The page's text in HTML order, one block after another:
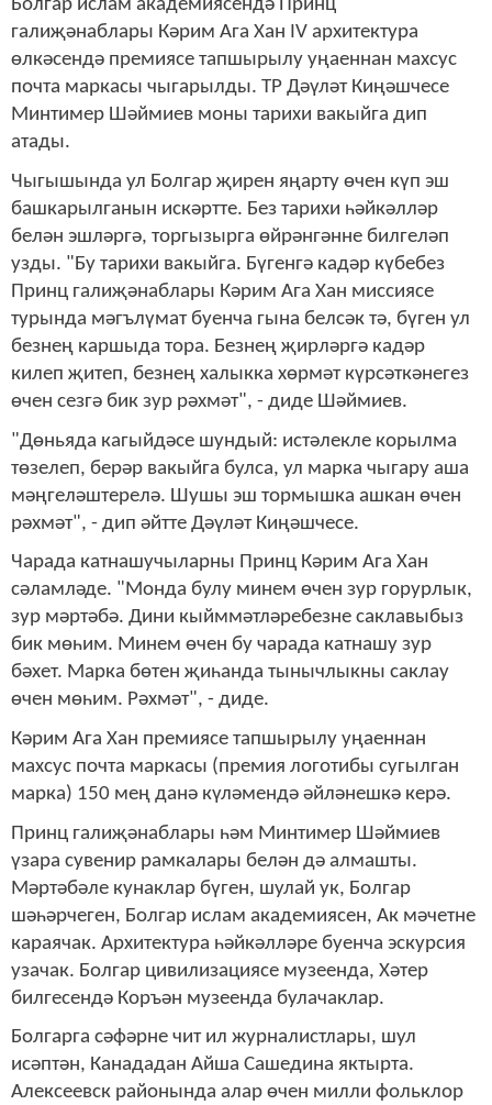
Болгар ислам академиясендә Принц
галиҗәнаблары Кәрим Ага Хан IV архитектура
өлкәсендә премиясе тапшырылу уңаеннан махсус
почта маркасы чыгарылды. ТР Дәүләт Киңәшчесе
Минтимер Шәймиев моны тарихи вакыйга дип
атады.
Чыгышында ул Болгар җирен яңарту өчен күп эш
башкарылганын искәртте. Без тарихи һәйкәлләр
белән эшләргә, торгызырга өйрәнгәнне билгеләп
узды. "Бу тарихи вакыйга. Бүгенгә кадәр күбебез
Принц галиҗәнаблары Кәрим Ага Хан миссиясе
турында мәгълүмат буенча гына белсәк тә, бүген ул
безнең каршыда тора. Безнең җирләргә кадәр
килеп җитеп, безнең халыкка хөрмәт күрсәткәнегез
өчен сезгә бик зур рәхмәт", - диде Шәймиев.
"Дөньяда кагыйдәсе шундый: истәлекле корылма
төзелеп, берәр вакыйга булса, ул марка чыгару аша
мәңгеләштерелә. Шушы эш тормышка ашкан өчен
рәхмәт", - дип әйтте Дәүләт Киңәшчесе.
Чарада катнашучыларны Принц Кәрим Ага Хан
сәламләде. "Монда булу минем өчен зур горурлык,
зур мәртәбә. Дини кыйммәтләребезне саклавыбыз
бик мөһим. Минем өчен бу чарада катнашу зур
бәхет. Марка бөтен җиһанда тынычлыкны саклау
өчен мөһим. Рәхмәт", - диде.
Кәрим Ага Хан премиясе тапшырылу уңаеннан
махсус почта маркасы (премия логотибы сугылган
марка) 150 мең данә күләмендә әйләнешкә керә.
Принц галиҗәнаблары һәм Минтимер Шәймиев
үзара сувенир рамкалары белән дә алмашты.
Мәртәбәле кунаклар бүген, шулай ук, Болгар
шәһәрчеген, Болгар ислам академиясен, Ак мәчетне
караячак. Архитектура һәйкәлләре буенча эскурсия
узачак. Болгар цивилизациясе музеенда, Хәтер
билгесендә Коръән музеенда булачаклар.
Болгарга сәфәрне чит ил журналистлары, шул
исәптән, Канададан Айша Сашедина яктырта.
Алексеевск районында алар өчен милли фольклор